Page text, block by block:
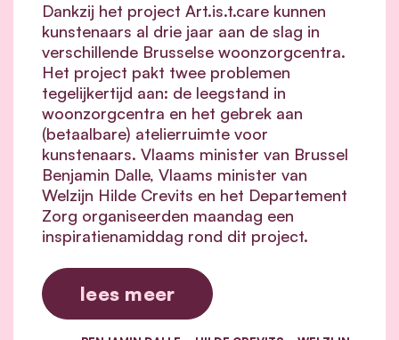
Dankzij het project Art.is.t.care kunnen
kunstenaars al drie jaar aan de slag in
verschillende Brusselse woonzorgcentra.
Het project pakt twee problemen
tegelijkertijd aan: de leegstand in
woonzorgcentra en het gebrek aan
(betaalbare) atelierruimte voor
kunstenaars. Vlaams minister van Brussel
Benjamin Dalle, Vlaams minister van
Welzijn Hilde Crevits en het Departement
Zorg organiseerden maandag een
inspiratienamiddag rond dit project.
lees meer